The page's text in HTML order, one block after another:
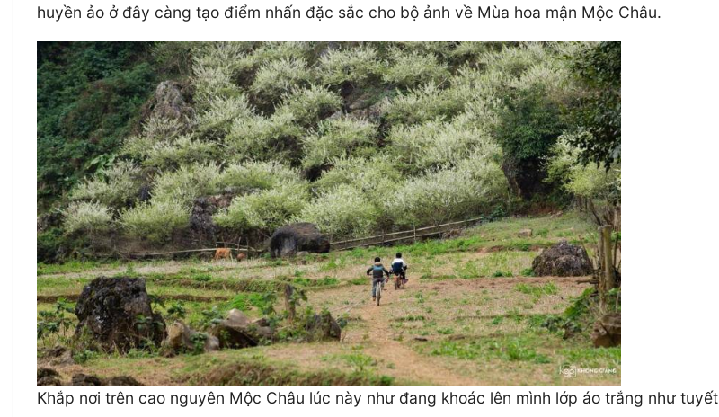
huyền ảo ở đây càng tạo điểm nhấn đặc sắc cho bộ ảnh về Mùa hoa mận Mộc Châu.
Khắp nơi trên cao nguyên Mộc Châu lúc này như đang khoác lên mình lớp áo trắng như tuyết